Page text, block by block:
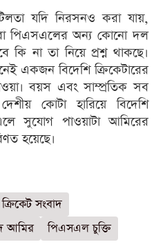
যদি নিরসনও করা যায়,
পিএসএলের অন্য কোনো দল
না তা নিয়ে প্রশ্ন থাকছে।
একজন বিদেশি ক্রিকেটারের
বয়স এবং সাম্প্রতিক সব
কোটা হারিয়ে বিদেশি
সুযোগ পাওয়াটা আমিরের
হয়েছে।
ক্রিকেট সংবাদ
আমির পিএসএল চুক্তি